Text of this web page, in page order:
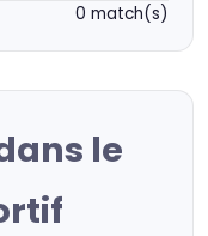
0 match(s)
le